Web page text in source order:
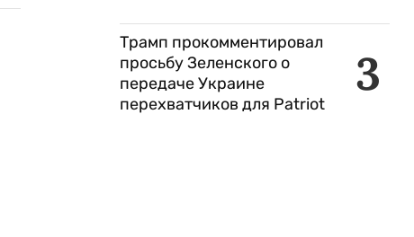
3
Трамп прокомментировал
просьбу Зеленского о
передаче Украине
перехватчиков для Patriot